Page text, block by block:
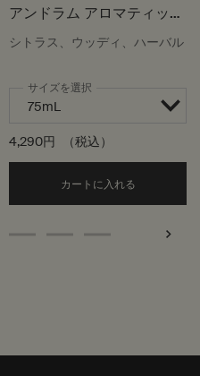
ンドラム アロマティック ハンド
アンドラム アロマティック
ハンドバーム
シトラス、ウッディ、ハーバル
サイズを選択
4,290円 （税込）
カートに入れる